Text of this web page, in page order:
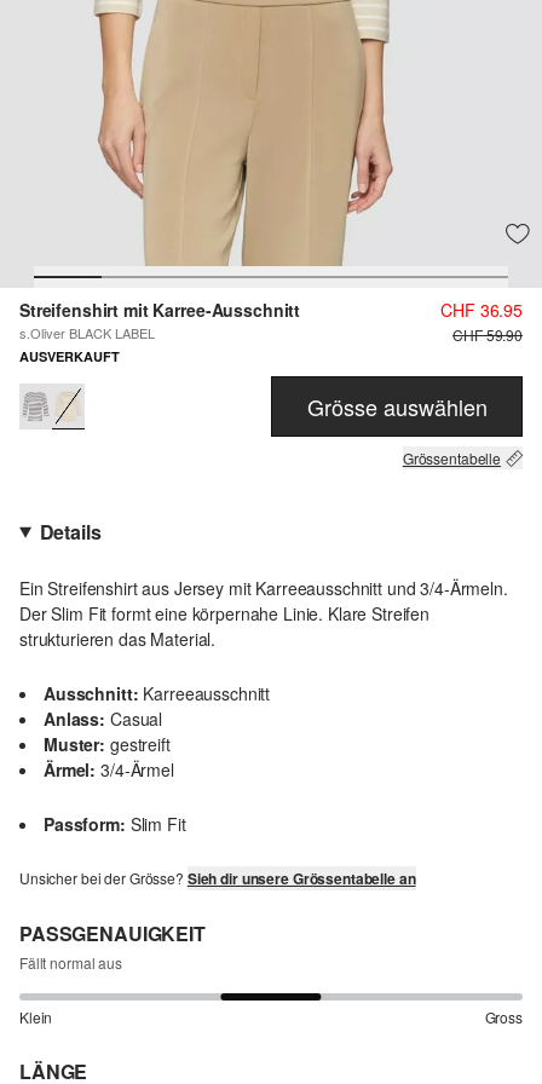
Streifenshirt mit Karree-Ausschnitt
s.Oliver BLACK LABEL
CHF 36.95
CHF 59.90
AUSVERKAUFT
Grösse auswählen
Grössentabelle
Details
Ein Streifenshirt aus Jersey mit Karreeausschnitt und 3/4-Ärmeln.
Der Slim Fit formt eine körpernahe Linie. Klare Streifen
strukturieren das Material.
Ausschnitt: Karreeausschnitt
Anlass: Casual
Muster: gestreift
Ärmel: 3/4-Ärmel
Passform: Slim Fit
Unsicher bei der Grösse? Sieh dir unsere Grössentabelle an
PASSGENAUIGKEIT
Fällt normal aus
Klein Gross
LÄNGE